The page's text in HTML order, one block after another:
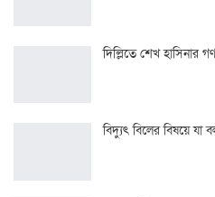
দিল্লিতে শেখ হাসিনার
বিদ্যুৎ বিলের বিষয়ে যা